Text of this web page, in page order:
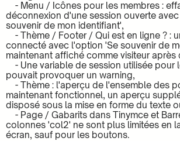
- Menu / Icônes pour les membres :
déconnexion d'une session ouverte
souvenir de mon identifiant',
- Thème / Footer / Qui est en ligne ? :
connecté avec l'option 'Se souvenir de
maintenant affiché comme visiteur après
- Une variable de session utilisée pour
pouvait provoquer un warning,
- Thème : l'aperçu de l'ensemble des
maintenant fonctionnel, un aperçu
disposé sous la mise en forme du texte
- Page / Gabarits dans Tinymce et
colonnes 'col2' ne sont plus limitées en
écran, sauf pour les boutons.